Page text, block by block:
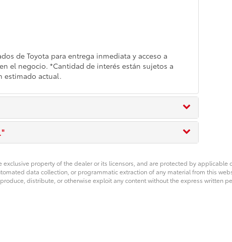
de Toyota para entrega inmediata y acceso a
el negocio. *Cantidad de interés están sujetos a
estimado actual.
property of the dealer or its licensors, and are protected by applicable
data collection, or programmatic extraction of any material from this
distribute, or otherwise exploit any content without the express written